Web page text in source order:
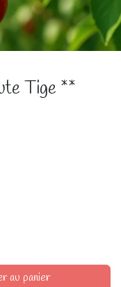
Tige **
au panier